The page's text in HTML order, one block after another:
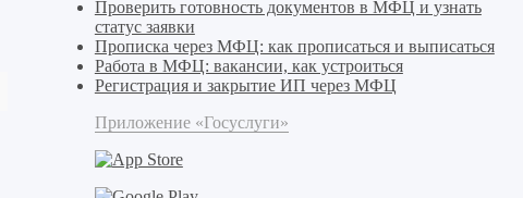
Проверить готовность документов в МФЦ и узнать
статус заявки
Прописка через МФЦ: как прописаться и выписаться
Работа в МФЦ: вакансии, как устроиться
Регистрация и закрытие ИП через МФЦ
Приложение «Госуслуги»